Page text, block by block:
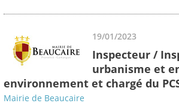
19/01/2023
Inspecteur /
urbanisme et
environnement et chargé du
Mairie de Beaucaire